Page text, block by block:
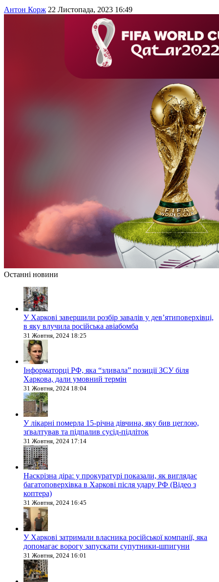
Антон Корж 22 Листопада, 2023 16:49
Останні новини
У Харкові завершили розбір завалів у дев’ятиповерхівці,
в яку влучила російська авіабомба
31 Жовтня, 2024 18:25
Інформаторці РФ, яка “зливала” позиції ЗСУ біля
Харкова, дали умовний термін
31 Жовтня, 2024 18:04
У лікарні померла 15-річна дівчина, яку бив цеглою,
зґвалтував та підпалив сусід-підліток
31 Жовтня, 2024 17:14
Наскрізна діра: у прокуратурі показали, як виглядає
багатоповерхівка в Харкові після удару РФ (Відео з
коптера)
31 Жовтня, 2024 16:45
У Харкові затримали власника російської компанії, яка
допомагає ворогу запускати супутники-шпигуни
31 Жовтня, 2024 16:01